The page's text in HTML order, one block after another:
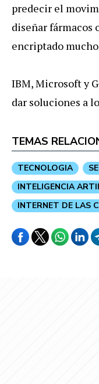
predecir el
diseñar fármacos
encriptado
IBM, Microsoft y
dar soluciones a
TEMAS
TECNOLOGIA
INTELIGENCIA
INTERNET DE LAS